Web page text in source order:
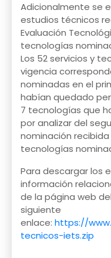
Adicionalmente se
estudios técnicos
Evaluación
tecnologías
Los 52 servicios y
vigencia
nominadas en el
habían quedado
7 tecnologías que
por analizar del
nominación recibida
tecnologías
Para descargar los
información
de la página web
siguiente
enlace: https://
tecnicos-iets.zip